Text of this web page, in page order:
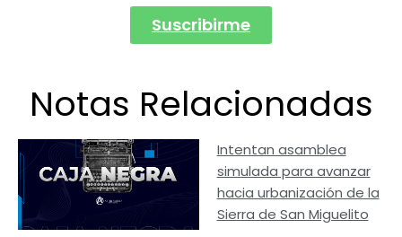
Suscribirme
Notas Relacionadas
Intentan asamblea
simulada para avanzar
hacia urbanización de la
Sierra de San Miguelito